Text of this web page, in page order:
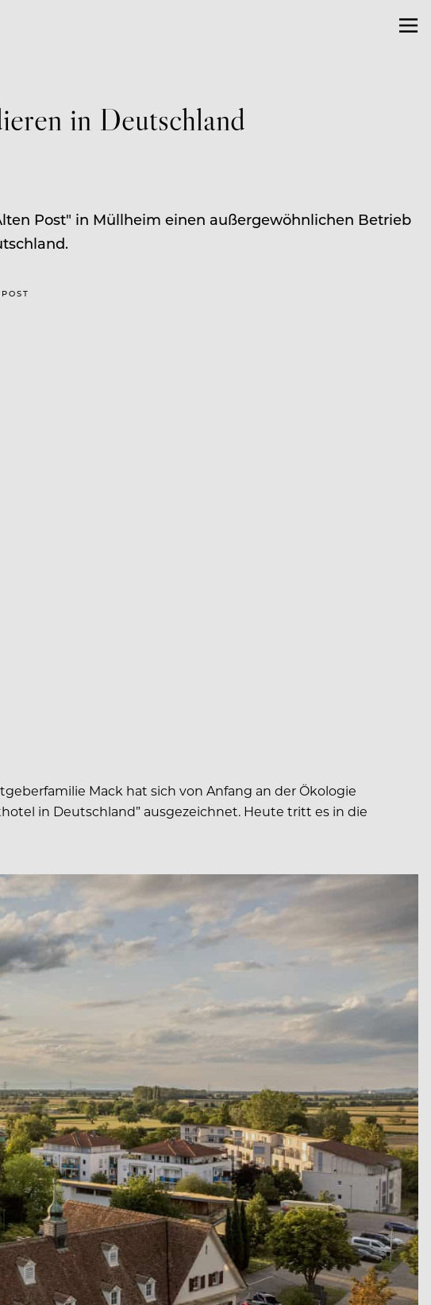
in Deutschland
Post" in Müllheim einen außergewöhnlichen Betrieb
Mack hat sich von Anfang an der Ökologie
in Deutschland” ausgezeichnet. Heute tritt es in die